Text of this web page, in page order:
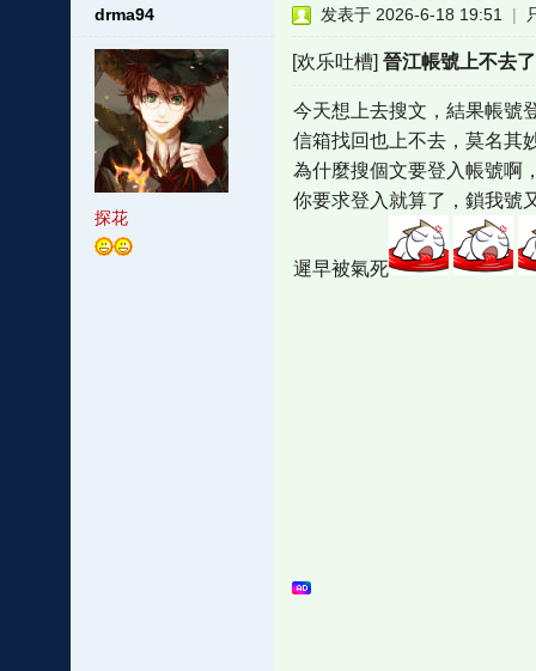
drma94
探花
发表于 2026-6-18 19:51 |
[欢乐吐槽]晉江帳號上不去了
今天想上去搜文，結果帳號
信箱找回也上不去，莫名
為什麼搜個文要登入帳號啊
你要求登入就算了，鎖我號
遲早被氣死